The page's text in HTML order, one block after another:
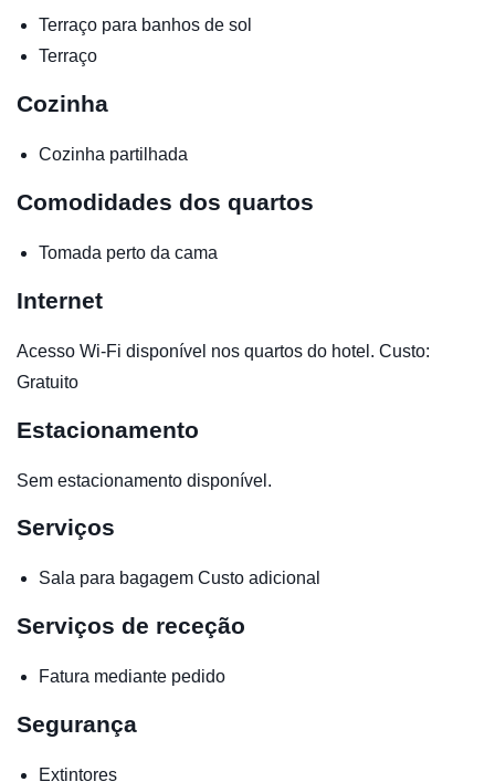
Terraço para banhos de sol
Terraço
Cozinha
Cozinha partilhada
Comodidades dos quartos
Tomada perto da cama
Internet
Acesso Wi-Fi disponível nos quartos do hotel. Custo:
Gratuito
Estacionamento
Sem estacionamento disponível.
Serviços
Sala para bagagem Custo adicional
Serviços de receção
Fatura mediante pedido
Segurança
Extintores